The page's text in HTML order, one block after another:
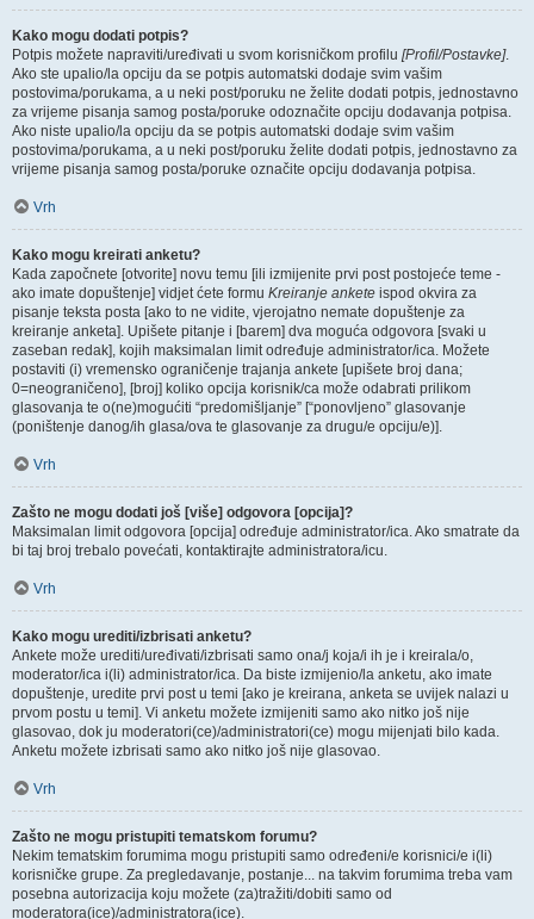
Kako mogu dodati potpis?
Potpis možete napraviti/uređivati u svom korisničkom profilu [Profil/Postavke].
Ako ste upalio/la opciju da se potpis automatski dodaje svim vašim
postovima/porukama, a u neki post/poruku ne želite dodati potpis, jednostavno
za vrijeme pisanja samog posta/poruke odoznačite opciju dodavanja potpisa.
Ako niste upalio/la opciju da se potpis automatski dodaje svim vašim
postovima/porukama, a u neki post/poruku želite dodati potpis, jednostavno za
vrijeme pisanja samog posta/poruke označite opciju dodavanja potpisa.
Vrh
Kako mogu kreirati anketu?
Kada započnete [otvorite] novu temu [ili izmijenite prvi post postojeće teme -
ako imate dopuštenje] vidjet ćete formu Kreiranje ankete ispod okvira za
pisanje teksta posta [ako to ne vidite, vjerojatno nemate dopuštenje za
kreiranje anketa]. Upišete pitanje i [barem] dva moguća odgovora [svaki u
zaseban redak], kojih maksimalan limit određuje administrator/ica. Možete
postaviti (i) vremensko ograničenje trajanja ankete [upišete broj dana;
0=neograničeno], [broj] koliko opcija korisnik/ca može odabrati prilikom
glasovanja te o(ne)mogućiti “predomišljanje” [“ponovljeno” glasovanje
(poništenje danog/ih glasa/ova te glasovanje za drugu/e opciju/e)].
Vrh
Zašto ne mogu dodati još [više] odgovora [opcija]?
Maksimalan limit odgovora [opcija] određuje administrator/ica. Ako smatrate da
bi taj broj trebalo povećati, kontaktirajte administratora/icu.
Vrh
Kako mogu urediti/izbrisati anketu?
Ankete može urediti/uređivati/izbrisati samo ona/j koja/i ih je i kreirala/o,
moderator/ica i(li) administrator/ica. Da biste izmijenio/la anketu, ako imate
dopuštenje, uredite prvi post u temi [ako je kreirana, anketa se uvijek nalazi u
prvom postu u temi]. Vi anketu možete izmijeniti samo ako nitko još nije
glasovao, dok ju moderatori(ce)/administratori(ce) mogu mijenjati bilo kada.
Anketu možete izbrisati samo ako nitko još nije glasovao.
Vrh
Zašto ne mogu pristupiti tematskom forumu?
Nekim tematskim forumima mogu pristupiti samo određeni/e korisnici/e i(li)
korisničke grupe. Za pregledavanje, postanje... na takvim forumima treba vam
posebna autorizacija koju možete (za)tražiti/dobiti samo od
moderatora(ice)/administratora(ice).